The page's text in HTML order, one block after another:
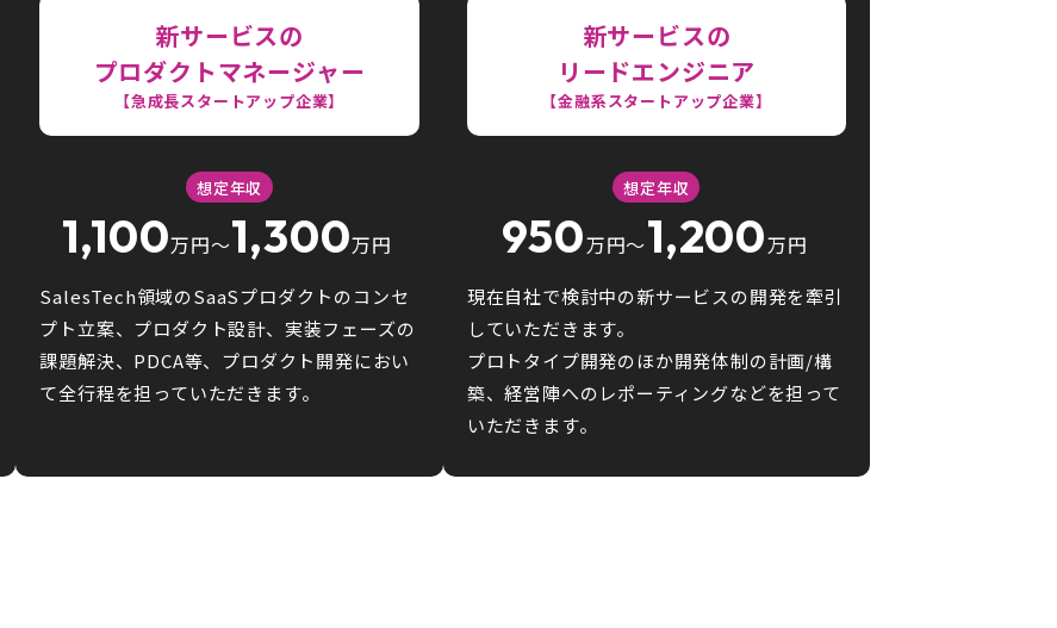
新サービスの
プロダクトマネージャー
【急成長スタートアップ企業】
想定年収
1,100万円〜1,300万円
SalesTech領域のSaaSプロダクトのコンセ
プト立案、プロダクト設計、実装フェーズの
課題解決、PDCA等、プロダクト開発におい
て全行程を担っていただきます。
新サービスの
リードエンジニア
【金融系スタートアップ企業】
想定年収
950万円〜1,200万円
現在自社で検討中の新サービスの開発を牽引
していただきます。
プロトタイプ開発のほか開発体制の計画/構
築、経営陣へのレポーティングなどを担って
いただきます。